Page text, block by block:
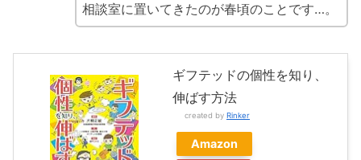
相談室に置いてきたのが春頃のことです…。
ギフテッドの個性を知り、
伸ばす方法
created by Rinker
Amazon